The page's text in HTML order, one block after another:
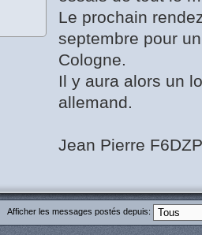
Le prochain
septembre pour
Cologne.
Il y aura alors un
allemand.
Jean Pierre
Afficher les messages postés depuis: